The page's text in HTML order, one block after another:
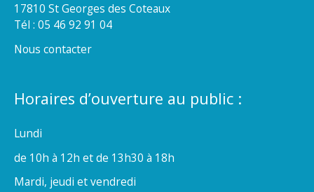
17810 St Georges des Coteaux
Tél : 05 46 92 91 04
Nous contacter
Horaires d’ouverture au public :
Lundi
de 10h à 12h et de 13h30 à 18h
Mardi, jeudi et vendredi